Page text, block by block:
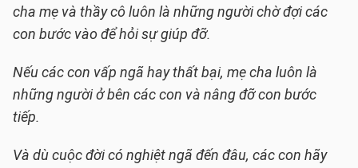
cha mẹ và thầy cô luôn là những người chờ đợi các
con bước vào để hỏi sự giúp đỡ.
Nếu các con vấp ngã hay thất bại, mẹ cha luôn là
những người ở bên các con và nâng đỡ con bước
tiếp.
Và dù cuộc đời có nghiệt ngã đến đâu, các con hãy